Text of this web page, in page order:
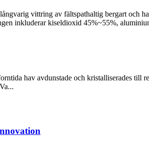
vittring av fältspathaltig bergart och
inkluderar kiseldioxid 45%~55%,
hav avdunstade och kristalliserades till